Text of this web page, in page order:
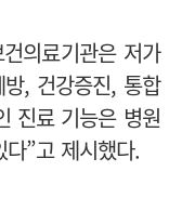
의료기관은 저가
, 건강증진, 통합
진료 기능은 병원
”고 제시했다.